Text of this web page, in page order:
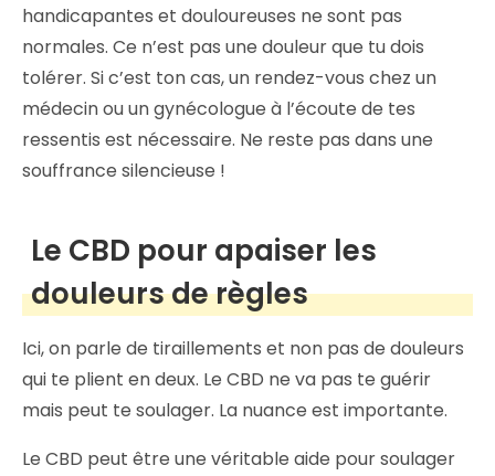
handicapantes et douloureuses ne sont pas
normales. Ce n’est pas une douleur que tu dois
tolérer. Si c’est ton cas, un rendez-vous chez un
médecin ou un gynécologue à l’écoute de tes
ressentis est nécessaire. Ne reste pas dans une
souffrance silencieuse !
Le CBD pour apaiser les
douleurs de règles
Ici, on parle de tiraillements et non pas de douleurs
qui te plient en deux. Le CBD ne va pas te guérir
mais peut te soulager. La nuance est importante.
Le CBD peut être une véritable aide pour soulager